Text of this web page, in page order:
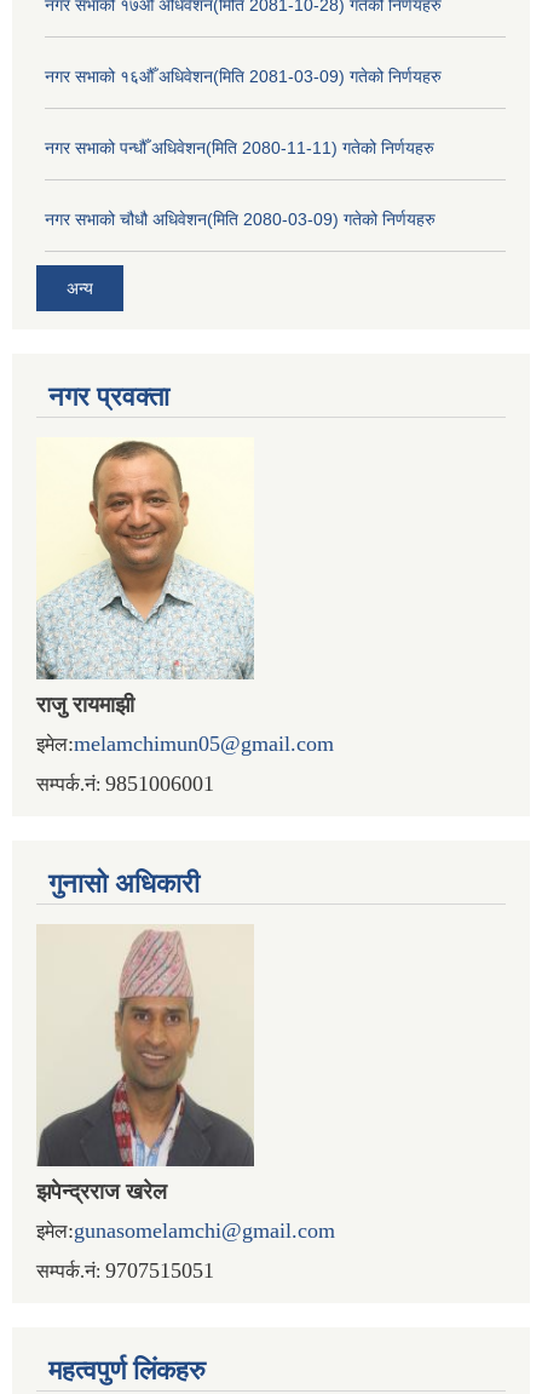
नगर सभाको १७औँ अधिवेशन(मिति 2081-10-28) गतेको निर्णयहरु
नगर सभाको १६औँ अधिवेशन(मिति 2081-03-09) गतेको निर्णयहरु
नगर सभाको पन्धौँ अधिवेशन(मिति 2080-11-11) गतेको निर्णयहरु
नगर सभाको चौधौ अधिवेशन(मिति 2080-03-09) गतेको निर्णयहरु
अन्य
नगर प्रव‌क्ता
राजु रायमाझी
इमेल:melamchimun05@gmail.com
सम्पर्क.नं: 9851006001
गुनासो अधिकारी
झपेन्द्रराज खरेल
इमेल:gunasomelamchi@gmail.com
सम्पर्क.नं: 9707515051
महत्वपुर्ण लिंकहरु